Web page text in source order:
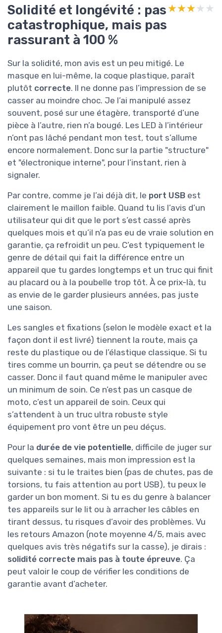
Solidité et longévité : pas
catastrophique, mais pas
rassurant à 100 %
★★★★★
★★★★★
Sur la solidité, mon avis est un peu mitigé. Le
masque en lui-même, la coque plastique, paraît
plutôt correcte. Il ne donne pas l’impression de se
casser au moindre choc. Je l’ai manipulé assez
souvent, posé sur une étagère, transporté d’une
pièce à l’autre, rien n’a bougé. Les LED à l’intérieur
n’ont pas lâché pendant mon test, tout s’allume
encore normalement. Donc sur la partie "structure"
et "électronique interne", pour l’instant, rien à
signaler.
Par contre, comme je l’ai déjà dit, le port USB est
clairement le maillon faible. Quand tu lis l’avis d’un
utilisateur qui dit que le port s’est cassé après
quelques mois et qu’il n’a pas eu de vraie solution en
garantie, ça refroidit un peu. C’est typiquement le
genre de détail qui fait la différence entre un
appareil que tu gardes longtemps et un truc qui finit
au placard ou à la poubelle trop tôt. À ce prix-là, tu
as envie de le garder plusieurs années, pas juste
une saison.
Les sangles et fixations (selon le modèle exact et la
façon dont il est livré) tiennent la route, mais ça
reste du plastique ou de l’élastique classique. Si tu
tires comme un bourrin, ça peut se détendre ou se
casser. Donc il faut quand même le manipuler avec
un minimum de soin. Ce n’est pas un casque de
moto, c’est un appareil de soin. Ceux qui
s’attendent à un truc ultra robuste style
équipement pro vont être un peu déçus.
Pour la durée de vie potentielle, difficile de juger sur
quelques semaines, mais mon impression est la
suivante : si tu le traites bien (pas de chutes, pas de
torsions, tu fais attention au port USB), tu peux le
garder un bon moment. Si tu es du genre à balancer
tes appareils sur le lit ou à arracher les câbles en
tirant dessus, tu risques d’avoir des problèmes. Vu
les retours Amazon (note moyenne 4/5, mais avec
quelques avis très négatifs sur la casse), je dirais :
solidité correcte mais pas à toute épreuve. Ça
peut valoir le coup de vérifier les conditions de
garantie avant d’acheter.